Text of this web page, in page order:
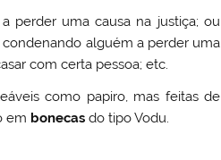
perder uma causa na justiça; ou
alguém a perder uma
com certa pessoa; etc.
como papiro, mas feitas de
em bonecas do tipo Vodu.